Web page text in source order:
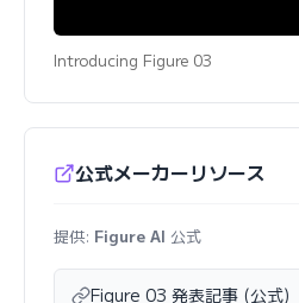
Introducing Figure 03
公式メーカーリソース
提供: Figure AI 公式
Figure 03 発表記事 (公式)